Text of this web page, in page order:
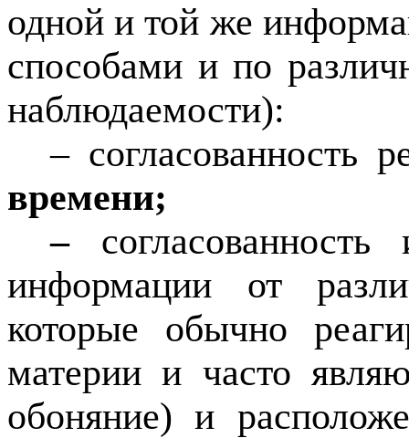
одной и той же
способами и по
наблюдаемости):
– согласованность
времени;
–согласованность
информации от
которые обычно
материи и часто
обоняние) и